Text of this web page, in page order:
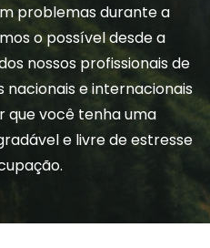
problemas durante a
o possível desde a
nossos profissionais de
e internacionais
você tenha uma
e livre de estresse